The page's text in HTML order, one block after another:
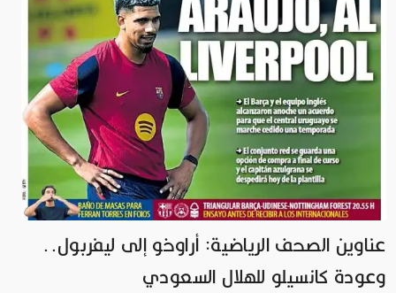
عناوين الصحف الرياضية: أراوخو إلى ليفربول..
وعودة كانسيلو للهلال السعودي